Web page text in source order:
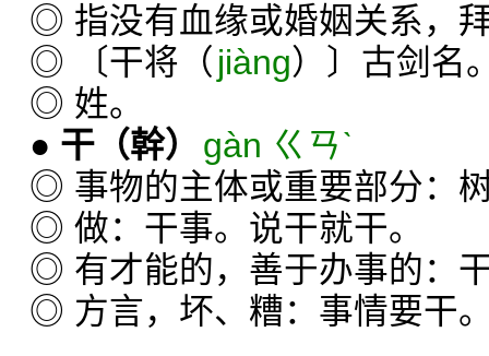
◎ 指没有血缘或婚姻关系，
◎ 〔干将（ jiàng）〕古剑名
◎ 姓。
● 干 （幹）
gàn ㄍㄢˋ
◎ 事物的主体或重要部分：
◎ 做：干事。说干就干。
◎ 有才能的，善于办事的：
◎ 方言，坏、糟：事情要干